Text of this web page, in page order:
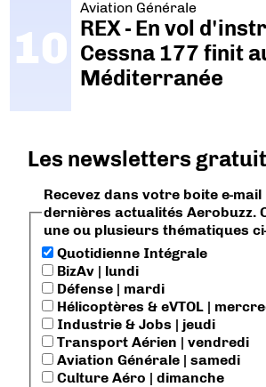
Aviation Générale
REX - En vol
Cessna 177 finit
Méditerranée
Les newsletters
Recevez dans votre boite e-mail
dernières actualités Aerobuzz.
une ou plusieurs thématiques
Quotidienne Intégrale
BizAv | lundi
Défense | mardi
Hélicoptères & eVTOL |
Industrie & Jobs | jeudi
Transport Aérien | vendredi
Aviation Générale | samedi
Culture Aéro | dimanche